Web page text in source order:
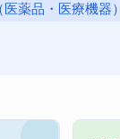
薬品・医療機器）